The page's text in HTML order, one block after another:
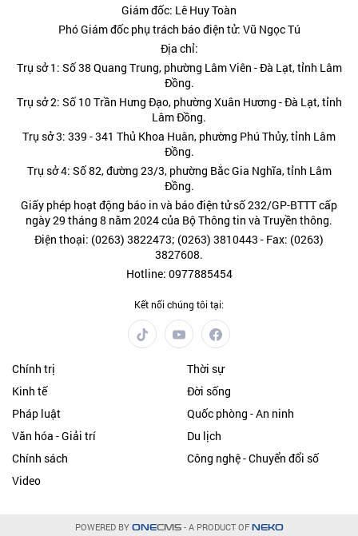
Giám đốc: Lê Huy Toàn
Phó Giám đốc phụ trách báo điện tử: Vũ Ngọc Tú
Địa chỉ:
Trụ sở 1: Số 38 Quang Trung, phường Lâm Viên - Đà Lạt, tỉnh Lâm
Đồng.
Trụ sở 2: Số 10 Trần Hưng Đạo, phường Xuân Hương - Đà Lạt, tỉnh
Lâm Đồng.
Trụ sở 3: 339 - 341 Thủ Khoa Huân, phường Phú Thủy, tỉnh Lâm
Đồng.
Trụ sở 4: Số 82, đường 23/3, phường Bắc Gia Nghĩa, tỉnh Lâm
Đồng.
Giấy phép hoạt động báo in và báo điện tử số 232/GP-BTTT cấp
ngày 29 tháng 8 năm 2024 của Bộ Thông tin và Truyền thông.
Điện thoại: (0263) 3822473; (0263) 3810443 - Fax: (0263)
3827608.
Hotline: 0977885454
Kết nối chúng tôi tại:
Chính trị
Thời sự
Kinh tế
Đời sống
Pháp luật
Quốc phòng - An ninh
Văn hóa - Giải trí
Du lịch
Chính sách
Công nghệ - Chuyển đổi số
Video
POWERED BY ONECMS- A PRODUCT OF NEKO